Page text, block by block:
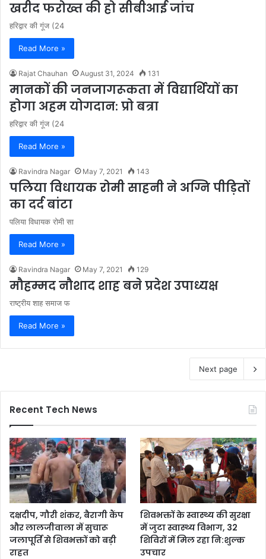
खरीद फरोख्त की हो सीबीआई जांच
हरिद्वार की गूंज (24
Read More »
Rajat Chauhan August 31, 2024 131
मानकों की जनजागरूकता में विद्यार्थियों का
होगा अहम योगदान: प्रो बत्रा
हरिद्वार की गूंज (24
Read More »
Ravindra Nagar May 7, 2021 143
पलिया विधायक रोमी साहनी ने अग्नि पीड़ितों
का दर्द बांटा
पलिया विधायक रोमी सा
Read More »
Ravindra Nagar May 7, 2021 129
मौहम्मद नौशाद शाह बने प्रदेश उपाध्यक्ष
राष्ट्रीय शाह समाज फ
Read More »
Next page
Recent Tech News
दक्षदीप, गौरी शंकर, बैरागी कैंप
और लालजीवाला में सुचारू
जलापूर्ति से शिवभक्तों को बड़ी
राहत
शिवभक्तों के स्वास्थ्य की सुरक्षा
में जुटा स्वास्थ्य विभाग, 32
शिविरों में मिल रहा नि:शुल्क
उपचार